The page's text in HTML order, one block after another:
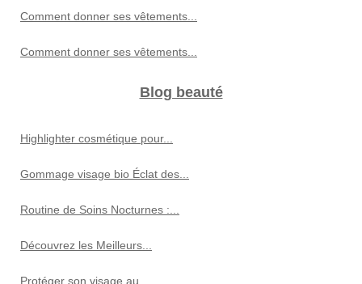
Comment donner ses vêtements...
Comment donner ses vêtements...
Blog beauté
Highlighter cosmétique pour...
Gommage visage bio Éclat des...
Routine de Soins Nocturnes :...
Découvrez les Meilleurs...
Protéger son visage au...